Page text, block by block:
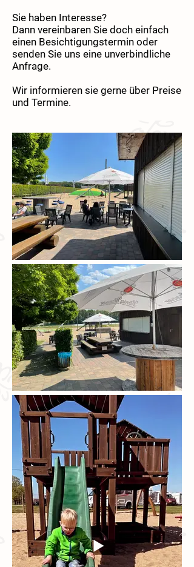
Sie haben Interesse?
Dann vereinbaren Sie doch einfach
einen Besichtigungstermin oder
senden Sie uns eine unverbindliche
Anfrage.
Wir informieren sie gerne über Preise
und Termine.